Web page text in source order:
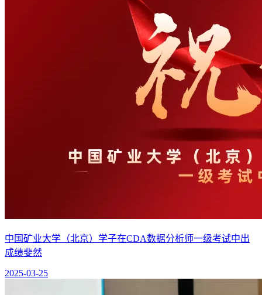
中国矿业大学（北京）学子在CDA数据分析师一级考试中出
成绩斐然
2025-03-25